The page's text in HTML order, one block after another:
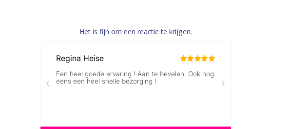
Het is fijn om een reactie te krijgen.